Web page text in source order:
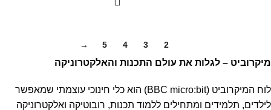
2
3
4
5
→
מיקרוביט – לגלות את עולם התכנות והאלקטרוניקה
לוח המיקרוביט (BBC micro:bit) הוא כלי חינוכי עוצמתי שמאפשר
לילדים, תלמידים ומתחילים ללמוד תכנות, רובוטיקה ואלקטרוניקה